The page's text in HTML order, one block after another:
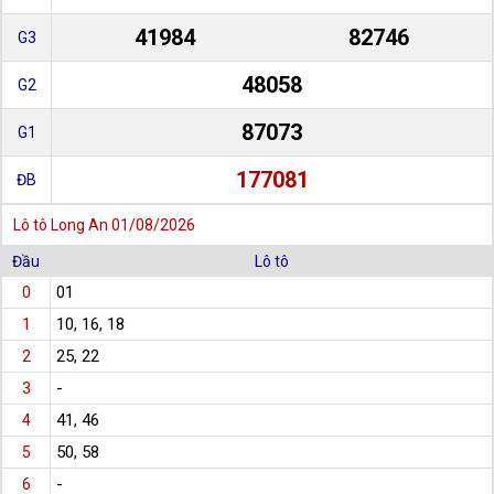
G3 41984 82746
G2 48058
G1 87073
ĐB 177081
Lô tô Long An 01/08/2026
Đầu
Lô tô
0
01
1 10, 16, 18
2 25, 22
3 -
4 41, 46
5 50, 58
6 -